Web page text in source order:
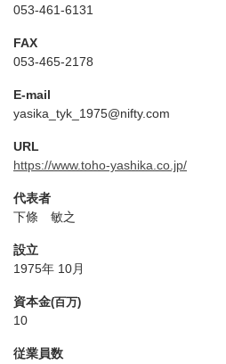
053-461-6131
FAX
053-465-2178
E-mail
yasika_tyk_1975@nifty.com
URL
https://www.toho-yashika.co.jp/
代表者
下條 敏之
設立
1975年 10月
資本金(百万)
10
従業員数